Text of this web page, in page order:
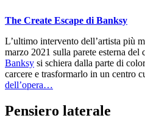
The Create Escape di Banksy
L’ultimo intervento dell’artista più
marzo 2021 sulla parete esterna
Banksy si schiera dalla parte di
carcere e trasformarlo in un centro
dell’opera…
Pensiero laterale